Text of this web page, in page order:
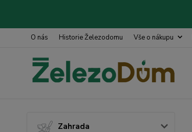
O nás Historie Železodomu Vše o nákupu
Zahrada